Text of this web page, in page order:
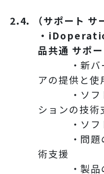
2.4. （サポート サ
・
品共通 サポ
・新
アの提供と使
・ソ
ションの技術
・ソ
・問
術支援
・製